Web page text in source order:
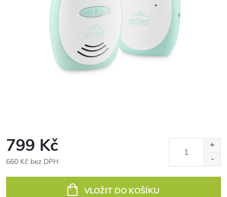
799 Kč
660 Kč bez DPH
VLOŽIT DO KOŠÍKU